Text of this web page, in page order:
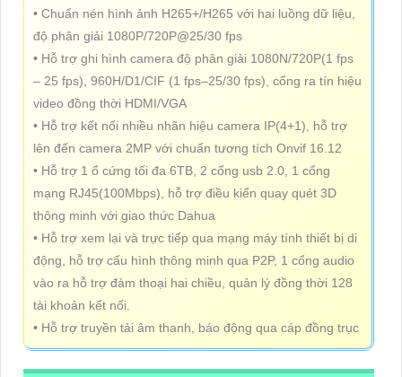
• Chuẩn nén hình ảnh H265+/H265 với hai luồng dữ liệu,
độ phân giải 1080P/720P@25/30 fps
• Hỗ trợ ghi hình camera độ phân giải 1080N/720P(1 fps
– 25 fps), 960H/D1/CIF (1 fps–25/30 fps), cổng ra tín hiệu
video đồng thời HDMI/VGA
• Hỗ trợ kết nối nhiều nhãn hiệu camera IP(4+1), hỗ trợ
lên đến camera 2MP với chuẩn tương tích Onvif 16.12
• Hỗ trợ 1 ổ cứng tối đa 6TB, 2 cổng usb 2.0, 1 cổng
mạng RJ45(100Mbps), hỗ trợ điều kiển quay quét 3D
thông minh với giao thức Dahua
• Hỗ trợ xem lại và trực tiếp qua mạng máy tính thiết bị di
động, hỗ trợ cấu hình thông minh qua P2P, 1 cổng audio
vào ra hỗ trợ đàm thoại hai chiều, quản lý đồng thời 128
tài khoản kết nối.
• Hỗ trợ truyền tải âm thanh, báo động qua cáp đồng trục